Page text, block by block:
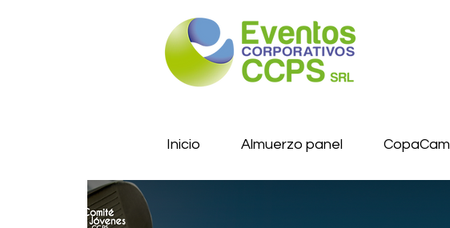
Inicio Almuerzo panel CopaCam